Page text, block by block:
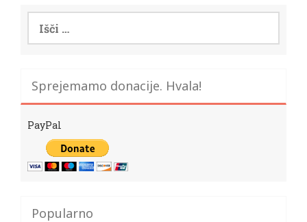
Išči:
Sprejemamo donacije. Hvala!
PayPal
Popularno